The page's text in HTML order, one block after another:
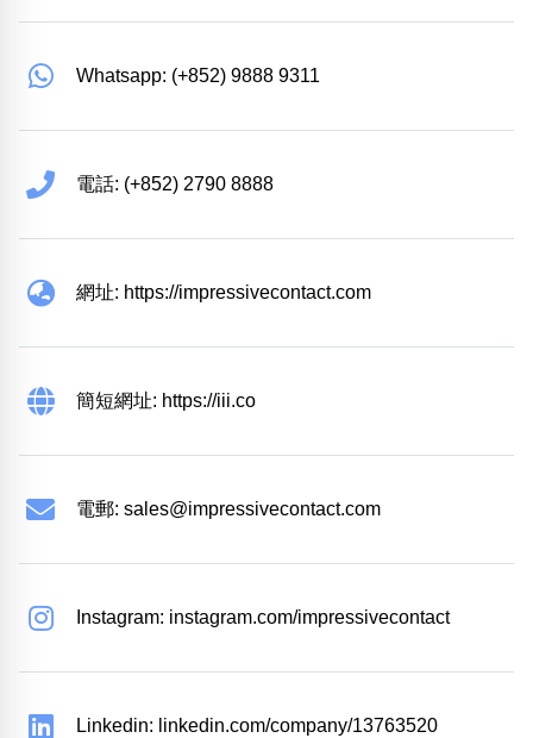
Whatsapp: (+852) 9888 9311
電話: (+852) 2790 8888
網址: https://impressivecontact.com
簡短網址: https://iii.co
電郵: sales@impressivecontact.com
Instagram: instagram.com/impressivecontact
Linkedin: linkedin.com/company/13763520